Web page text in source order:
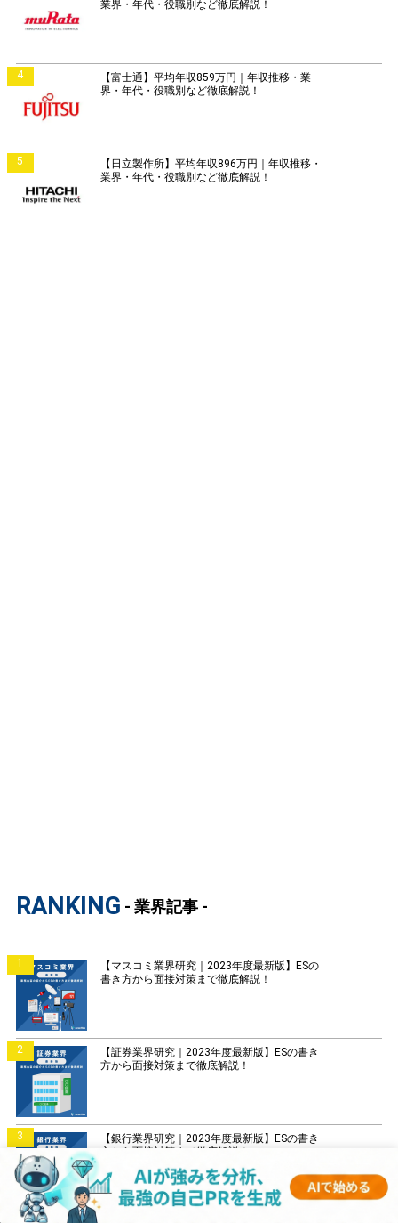
業界・年代・役職別など徹底解説！
4
【富士通】平均年収859万円｜年収推移・業
界・年代・役職別など徹底解説！
5
【日立製作所】平均年収896万円｜年収推移・
業界・年代・役職別など徹底解説！
RANKING - 業界記事 -
1
【マスコミ業界研究｜2023年度最新版】ESの
書き方から面接対策まで徹底解説！
2
【証券業界研究｜2023年度最新版】ESの書き
方から面接対策まで徹底解説！
3
【銀行業界研究｜2023年度最新版】ESの書き
方から面接対策まで徹底解説！